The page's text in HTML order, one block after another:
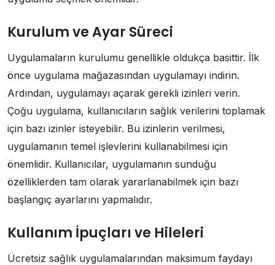
Kurulum ve Ayar Süreci
Uygulamaların kurulumu genellikle oldukça basittir. İlk
önce uygulama mağazasından uygulamayı indirin.
Ardından, uygulamayı açarak gerekli izinleri verin.
Çoğu uygulama, kullanıcıların sağlık verilerini toplamak
için bazı izinler isteyebilir. Bu izinlerin verilmesi,
uygulamanın temel işlevlerini kullanabilmesi için
önemlidir. Kullanıcılar, uygulamanın sunduğu
özelliklerden tam olarak yararlanabilmek için bazı
başlangıç ayarlarını yapmalıdır.
Kullanım İpuçları ve Hileleri
Ücretsiz sağlık uygulamalarından maksimum faydayı